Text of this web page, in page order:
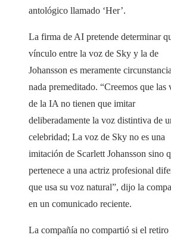
antológico llamado ‘Her’.
La firma de AI pretende determinar
vínculo entre la voz de Sky y la de
Johansson es meramente
nada premeditado. “Creemos que las
de la IA no tienen que imitar
deliberadamente la voz distintiva de
celebridad; La voz de Sky no es una
imitación de Scarlett Johansson sino
pertenece a una actriz profesional
que usa su voz natural”, dijo la
en un comunicado reciente.
La compañía no compartió si el retiro